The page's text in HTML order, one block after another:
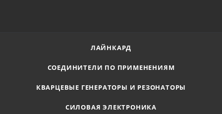
ЛАЙНКАРД
СОЕДИНИТЕЛИ ПО ПРИМЕНЕНИЯМ
КВАРЦЕВЫЕ ГЕНЕРАТОРЫ И РЕЗОНАТОРЫ
СИЛОВАЯ ЭЛЕКТРОНИКА